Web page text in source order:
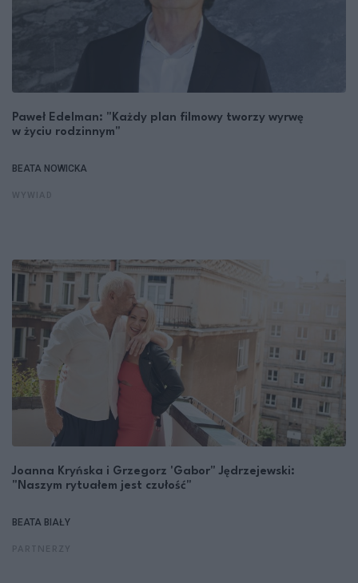
Paweł Edelman: "Każdy plan filmowy tworzy wyrwę
w życiu rodzinnym"
BEATA NOWICKA
Joanna Kryńska i Grzegorz 'Gabor" Jędrzejewski:
"Naszym rytuałem jest czułość"
BEATA BIAŁY